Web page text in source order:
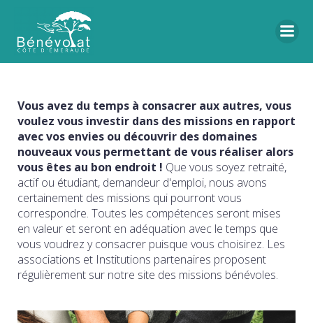
Vous avez du temps à consacrer aux autres, vous
voulez vous investir dans des missions en rapport
avec vos envies ou découvrir des domaines
nouveaux vous permettant de vous réaliser alors
vous êtes au bon endroit ! Que vous soyez retraité,
actif ou étudiant, demandeur d'emploi, nous avons
certainement des missions qui pourront vous
correspondre. Toutes les compétences seront mises
en valeur et seront en adéquation avec le temps que
vous voudrez y consacrer puisque vous choisirez. Les
associations et Institutions partenaires proposent
régulièrement sur notre site des missions bénévoles.